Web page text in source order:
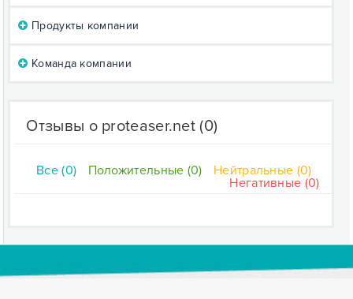
Продукты компании
Команда компании
Отзывы о proteaser.net (0)
Все (0) Положительные (0)
Нейтральные (0)
Негативные (0)